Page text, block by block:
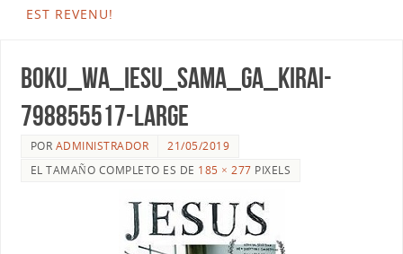
EST REVENU!
boku_wa_iesu_sama_ga_kirai-
798855517-large
POR ADMINISTRADOR
21/05/2019
EL TAMAÑO COMPLETO ES DE 185 × 277 PIXELS